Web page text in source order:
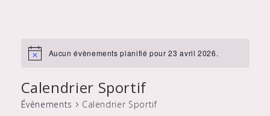
Aucun évènements planifié pour 23 avril 2026.
Calendrier Sportif
Évènements Calendrier Sportif